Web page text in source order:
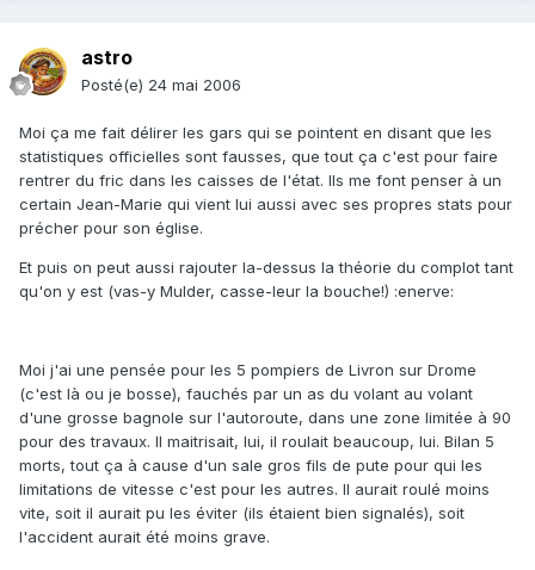
astro
Posté(e) 24 mai 2006
Moi ça me fait délirer les gars qui se pointent en disant que les
statistiques officielles sont fausses, que tout ça c'est pour faire
rentrer du fric dans les caisses de l'état. Ils me font penser à un
certain Jean-Marie qui vient lui aussi avec ses propres stats pour
précher pour son église.
Et puis on peut aussi rajouter la-dessus la théorie du complot tant
qu'on y est (vas-y Mulder, casse-leur la bouche!) :enerve:
Moi j'ai une pensée pour les 5 pompiers de Livron sur Drome
(c'est là ou je bosse), fauchés par un as du volant au volant
d'une grosse bagnole sur l'autoroute, dans une zone limitée à 90
pour des travaux. Il maitrisait, lui, il roulait beaucoup, lui. Bilan 5
morts, tout ça à cause d'un sale gros fils de pute pour qui les
limitations de vitesse c'est pour les autres. Il aurait roulé moins
vite, soit il aurait pu les éviter (ils étaient bien signalés), soit
l'accident aurait été moins grave.